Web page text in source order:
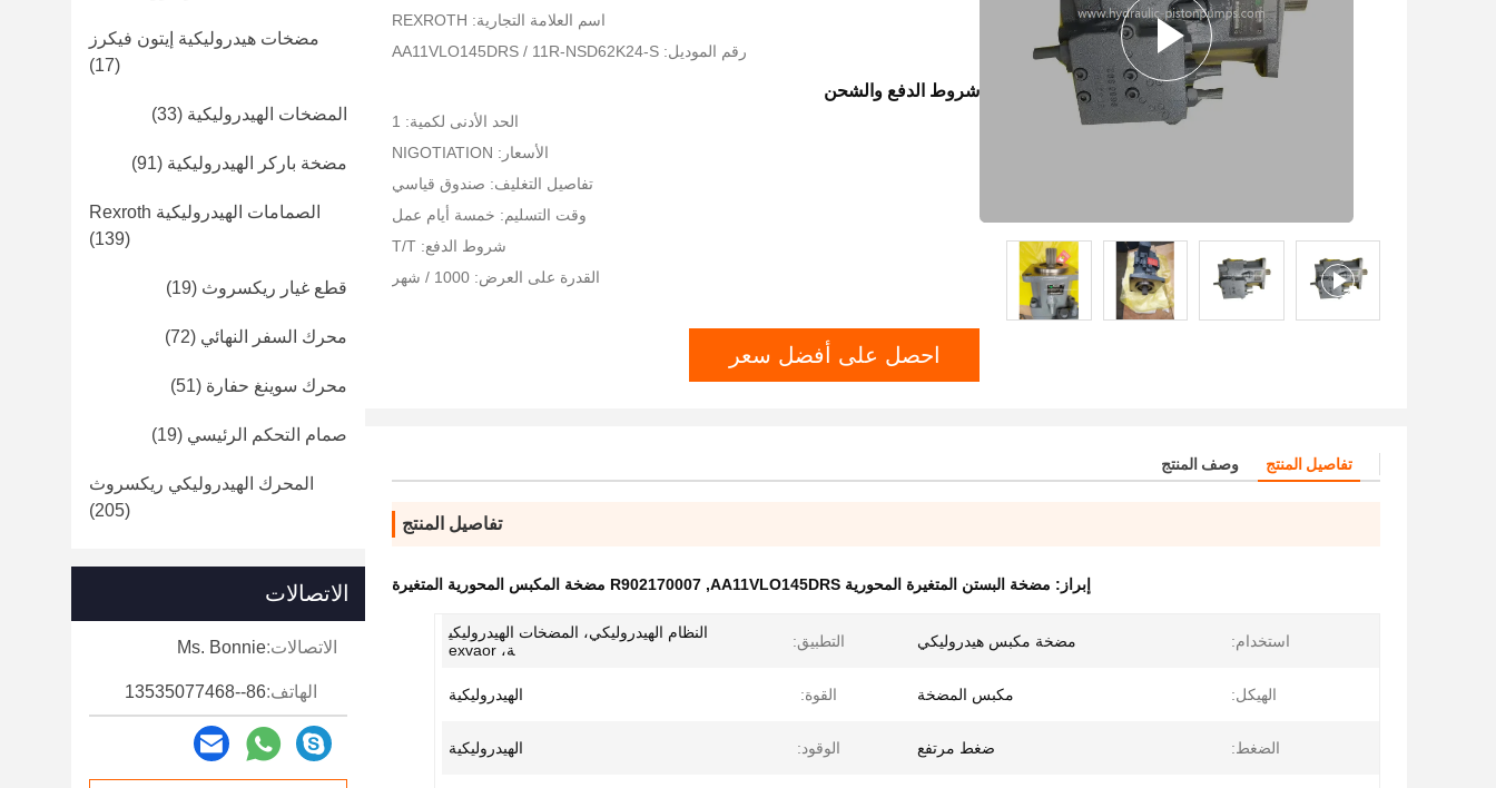
اسم العلامة التجارية: REXROTH
رقم الموديل: AA11VLO145DRS / 11R-NSD62K24-S
شروط الدفع والشحن
الحد الأدنى لكمية: 1
الأسعار: NIGOTIATION
تفاصيل التغليف: صندوق قياسي
وقت التسليم: خمسة أيام عمل
شروط الدفع: T/T
القدرة على العرض: 1000 / شهر
احصل على أفضل سعر
تفاصيل المنتج وصف المنتج
تفاصيل المنتج
إبراز: مضخة البستن المتغيرة المحورية AA11VLO145DRS , R902170007 مضخة المكبس المحورية المتغيرة
استخدام: مضخة مكبس هيدروليكي التطبيق:
النظام الهيدروليكي، المضخات الهيدروليكي
ة، exvaor
الهيكل: مكبس المضخة القوة: الهيدروليكية
الضغط: ضغط مرتفع الوقود: الهيدروليكية
مضخات هيدروليكية إيتون فيكرز
(17)
المضخات الهيدروليكية (33)
مضخة باركر الهيدروليكية (91)
الصمامات الهيدروليكية Rexroth
(139)
قطع غيار ريكسروث (19)
محرك السفر النهائي (72)
محرك سوينغ حفارة (51)
صمام التحكم الرئيسي (19)
المحرك الهيدروليكي ريكسروث
(205)
الاتصالات
الاتصالات:Ms. Bonnie
الهاتف:86--13535077468